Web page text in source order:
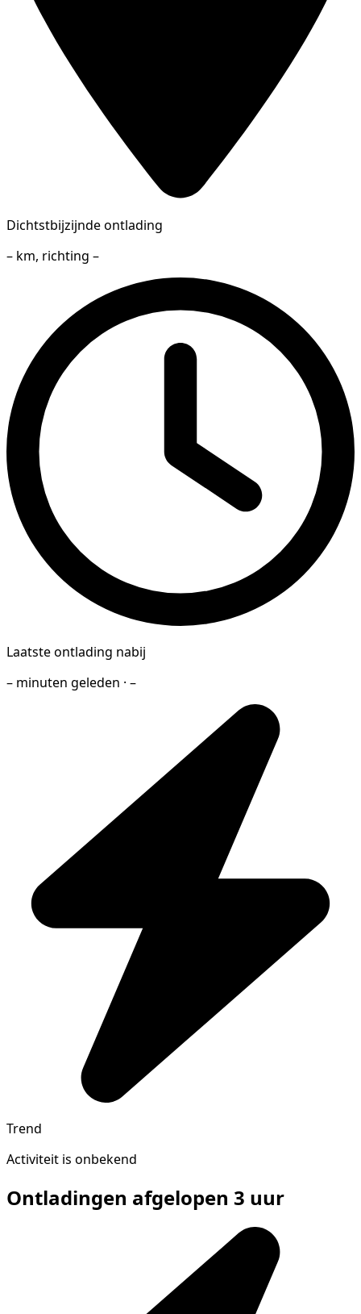
Dichtstbijzijnde ontlading
– km, richting –
Laatste ontlading nabij
– minuten geleden · –
Trend
Activiteit is onbekend
Ontladingen afgelopen 3 uur